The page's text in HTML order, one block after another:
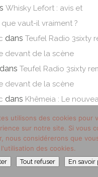
Whisky Lefort : avis et
vaut-il vraiment ?
dansTeufel Radio 3sixty
devant de la scène
dansTeufel Radio 3sixty
devant de la scène
dans Khêmeia : Le
français.
: Le nouveau
utilisons des cookies pour
sur notre site. Si vous
nous considérerons que
l'utilisation des cookies.
Tout refuser En savoir